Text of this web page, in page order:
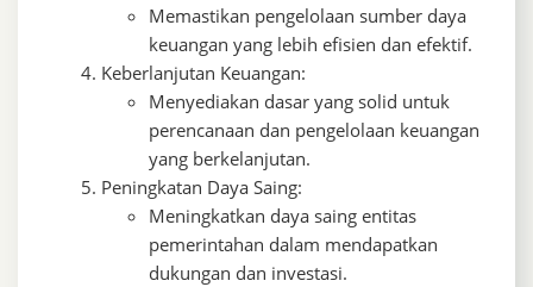
Memastikan pengelolaan sumber daya
keuangan yang lebih efisien dan efektif.
Keberlanjutan Keuangan:
Menyediakan dasar yang solid untuk
perencanaan dan pengelolaan keuangan
yang berkelanjutan.
Peningkatan Daya Saing:
Meningkatkan daya saing entitas
pemerintahan dalam mendapatkan
dukungan dan investasi.